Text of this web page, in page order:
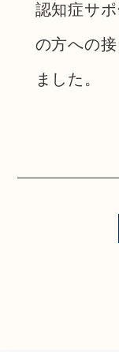
認知症サ
の方への
ました。